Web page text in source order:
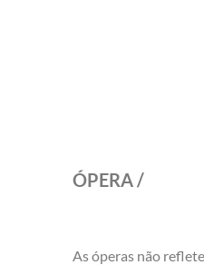
ÓPERA /
As óperas não